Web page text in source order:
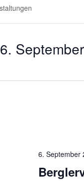
6.
6. September